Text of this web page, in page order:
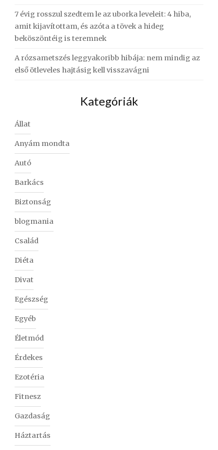
7 évig rosszul szedtem le az uborka leveleit: 4 hiba,
amit kijavítottam, és azóta a tövek a hideg
beköszöntéig is teremnek
A rózsametszés leggyakoribb hibája: nem mindig az
első ötleveles hajtásig kell visszavágni
Kategóriák
Állat
Anyám mondta
Autó
Barkács
Biztonság
blogmania
Család
Diéta
Divat
Egészség
Egyéb
Életmód
Érdekes
Ezotéria
Fitnesz
Gazdaság
Háztartás